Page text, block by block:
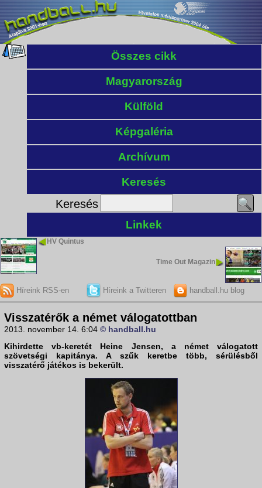
Összes cikk
Magyarország
Külföld
Képgaléria
Archívum
Keresés
Keresés
Linkek
HV Quintus
Time Out Magazin
Híreink RSS-en Híreink a Twitteren handball.hu blog
Visszatérők a német válogatottban
2013. november 14. 6:04 © handball.hu
Kihirdette vb-keretét Heine Jensen, a német válogatott
szövetségi kapitánya. A szűk keretbe több, sérülésből
visszatérő játékos is bekerült.